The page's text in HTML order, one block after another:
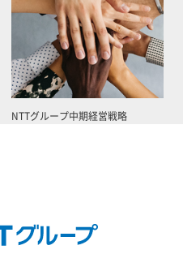
NTTグループ中期経営戦略